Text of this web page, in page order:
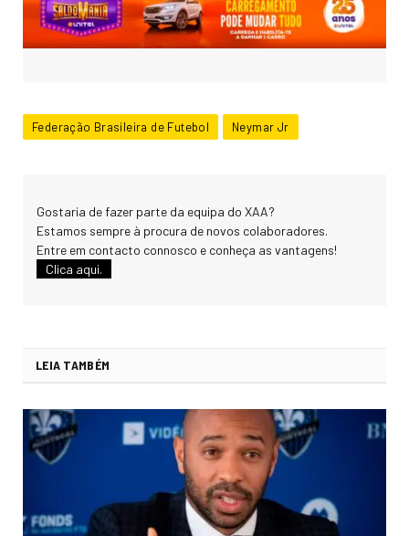
Federação Brasileira de Futebol Neymar Jr
Gostaria de fazer parte da equipa do XAA?
Estamos sempre à procura de novos colaboradores.
Entre em contacto connosco e conheça as vantagens!
Clica aqui.
LEIA TAMBÉM